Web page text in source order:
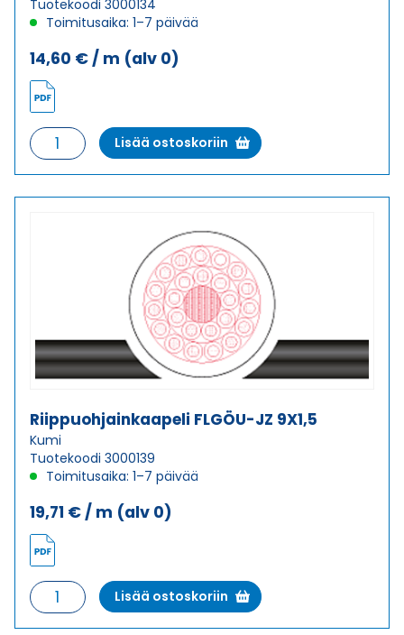
Tuotekoodi 3000134
Toimitusaika: 1–7 päivää
14,60 € / m (alv 0)
Riippuohjainkaapeli
FLGÖU-
JZ
Lisää ostoskoriin
Riippuohjainkaapeli FLGÖU-JZ 9X1,5
Kumi
Tuotekoodi 3000139
Toimitusaika: 1–7 päivää
19,71 € / m (alv 0)
Riippuohjainkaapeli
FLGÖU-
JZ
Lisää ostoskoriin